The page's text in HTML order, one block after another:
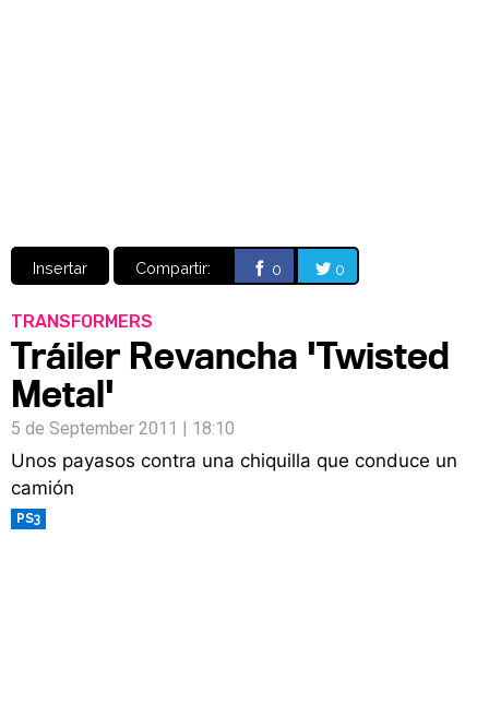
Insertar Compartir: 0 0
TRANSFORMERS
Tráiler Revancha 'Twisted
Metal'
5 de September 2011 | 18:10
Unos payasos contra una chiquilla que conduce un
camión
PS3